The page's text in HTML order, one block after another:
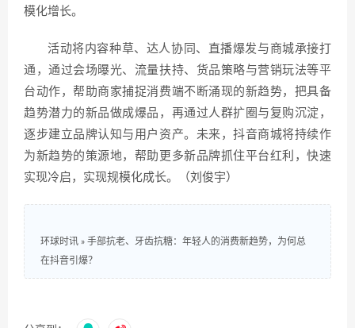
模化增长。
活动将内容种草、达人协同、直播爆发与商城承接打
通，通过会场曝光、流量扶持、货品策略与营销玩法等平
台动作，帮助商家捕捉消费端不断涌现的新趋势，把具备
趋势潜力的新品做成爆品，再通过人群扩圈与复购沉淀，
逐步建立品牌认知与用户资产。未来，抖音商城将持续作
为新趋势的策源地，帮助更多新品牌抓住平台红利，快速
实现冷启，实现规模化成长。（刘俊宇）
环球时讯 » 手部抗老、牙齿抗糖：年轻人的消费新趋势，为何总
在抖音引爆？